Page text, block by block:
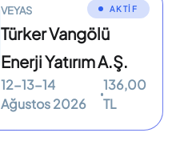
VEYAS
Türker Vangölü
Enerji Yatırım A.Ş.
AKTİF
12-13-14
Ağustos 2026
136,00
TL